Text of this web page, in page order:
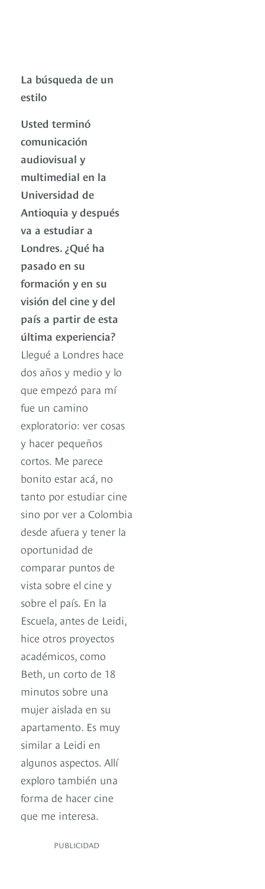
La búsqueda de un
estilo
Usted terminó
comunicación
audiovisual y
multimedial en la
Universidad de
Antioquia y después
va a estudiar a
Londres. ¿Qué ha
pasado en su
formación y en su
visión del cine y del
país a partir de esta
última experiencia?
Llegué a Londres hace
dos años y medio y lo
que empezó para mí
fue un camino
exploratorio: ver cosas
y hacer pequeños
cortos. Me parece
bonito estar acá, no
tanto por estudiar cine
sino por ver a Colombia
desde afuera y tener la
oportunidad de
comparar puntos de
vista sobre el cine y
sobre el país. En la
Escuela, antes de Leidi,
hice otros proyectos
académicos, como
Beth, un corto de 18
minutos sobre una
mujer aislada en su
apartamento. Es muy
similar a Leidi en
algunos aspectos. Allí
exploro también una
forma de hacer cine
que me interesa.
PUBLICIDAD